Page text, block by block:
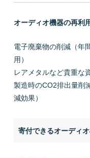
オーディオ機器の再利
電子廃棄物の削減（年
用）
レアメタルなど貴重な
製造時のCO2排出量削
減効果）
寄付できるオーディ